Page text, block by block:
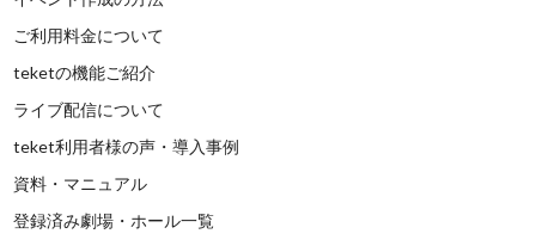
ご利用料金について
teketの機能ご紹介
ライブ配信について
teket利用者様の声・導入事例
資料・マニュアル
登録済み劇場・ホール一覧